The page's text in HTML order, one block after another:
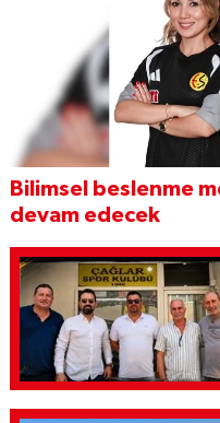
Bilimsel beslenme
devam edecek